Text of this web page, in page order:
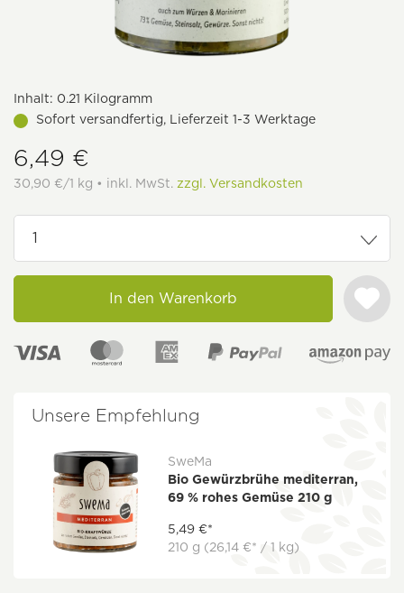
Inhalt: 0.21 Kilogramm
Sofort versandfertig, Lieferzeit 1-3 Werktage
6,49 €
30,90 €/1 kg • inkl. MwSt. zzgl. Versandkosten
In den Warenkorb
Unsere Empfehlung
SweMa
Bio Gewürzbrühe mediterran,
69 % rohes Gemüse 210 g
5,49 €*
210 g (26,14 €* / 1 kg)